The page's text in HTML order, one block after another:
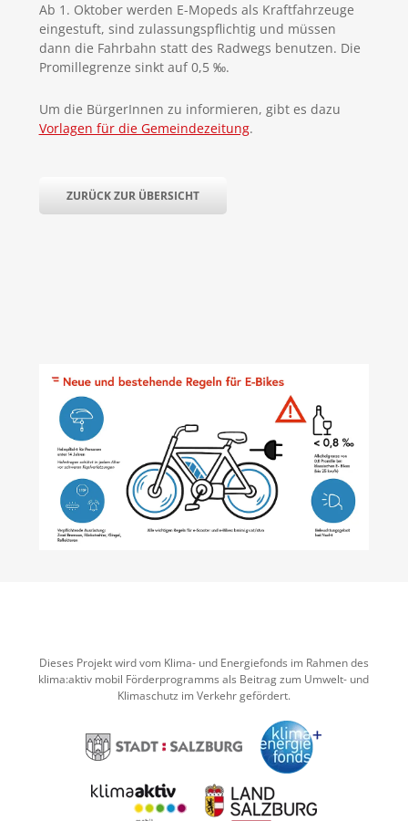
Ab 1. Oktober werden E-Mopeds als Kraftfahrzeuge
eingestuft, sind zulassungspflichtig und müssen
dann die Fahrbahn statt des Radwegs benutzen. Die
Promillegrenze sinkt auf 0,5 ‰.
Um die BürgerInnen zu informieren, gibt es dazu
Vorlagen für die Gemeindezeitung.
ZURÜCK ZUR ÜBERSICHT
Dieses Projekt wird vom Klima- und Energiefonds im Rahmen des
klima:aktiv mobil Förderprogramms als Beitrag zum Umwelt- und
Klimaschutz im Verkehr gefördert.